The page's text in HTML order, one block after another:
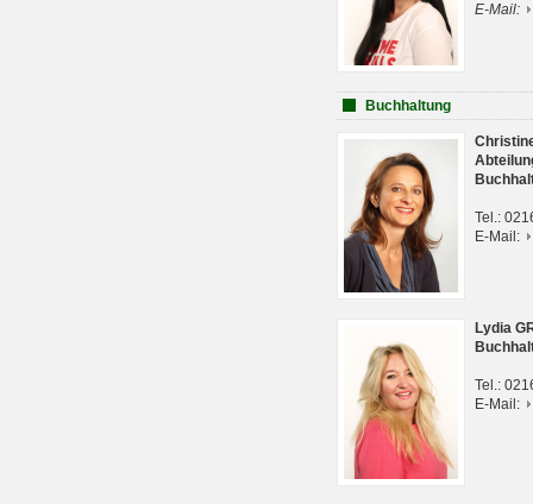
E-Mail:
Buchhaltung
Tel.:
E-Mail:
Lydia
Tel.:
E-Mail: